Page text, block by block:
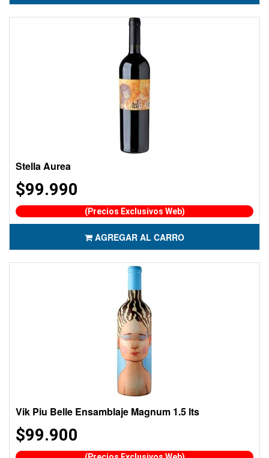
Stella Aurea
$99.990
(Precios Exclusivos Web)
AGREGAR AL CARRO
Vik Piu Belle Ensamblaje Magnum 1.5 lts
$99.900